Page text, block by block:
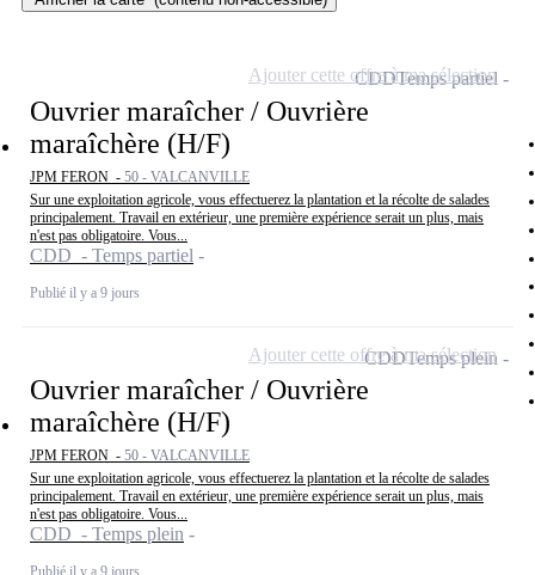
Ouvrier maraîcher / Ouvrière
maraîchère (H/F)
JPM FERON - 50 - VALCANVILLE
Sur une exploitation agricole, vous effectuerez la plantation et la récolte de salades
principalement. Travail en extérieur, une première expérience serait un plus, mais
n'est pas obligatoire. Vous...
CDD - Temps partiel
Publié il y a 9 jours
CDDTemps partiel
Ajouter cette offre à ma sélection
Ouvrier maraîcher / Ouvrière
maraîchère (H/F)
JPM FERON - 50 - VALCANVILLE
Sur une exploitation agricole, vous effectuerez la plantation et la récolte de salades
principalement. Travail en extérieur, une première expérience serait un plus, mais
n'est pas obligatoire. Vous...
CDD - Temps plein
CDDTemps plein
Ajouter cette offre à ma sélection